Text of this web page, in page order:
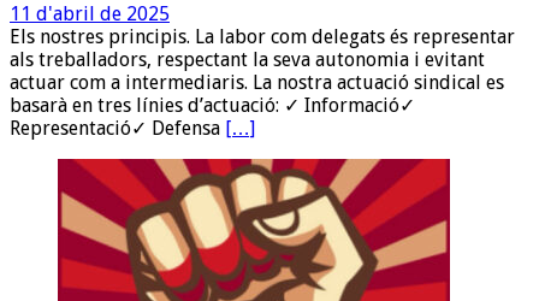
11 d'abril de 2025
Els nostres principis. La labor com delegats és representar
als treballadors, respectant la seva autonomia i evitant
actuar com a intermediaris. La nostra actuació sindical es
basarà en tres línies d’actuació: ✓ Informació✓
Representació✓ Defensa […]